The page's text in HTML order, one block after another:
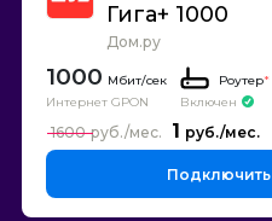
Гига+ 1000
Дом.ру
1000
Интернет GPON
Роутер*
Включен
1
1600
Подключить